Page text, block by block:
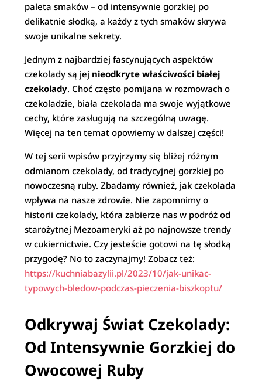
paleta smaków – od intensywnie gorzkiej po
delikatnie słodką, a każdy z tych smaków skrywa
swoje unikalne sekrety.
Jednym z najbardziej fascynujących aspektów
czekolady są jej nieodkryte właściwości białej
czekolady. Choć często pomijana w rozmowach o
czekoladzie, biała czekolada ma swoje wyjątkowe
cechy, które zasługują na szczególną uwagę.
Więcej na ten temat opowiemy w dalszej części!
W tej serii wpisów przyjrzymy się bliżej różnym
odmianom czekolady, od tradycyjnej gorzkiej po
nowoczesną ruby. Zbadamy również, jak czekolada
wpływa na nasze zdrowie. Nie zapomnimy o
historii czekolady, która zabierze nas w podróż od
starożytnej Mezoameryki aż po najnowsze trendy
w cukiernictwie. Czy jesteście gotowi na tę słodką
przygodę? No to zaczynajmy! Zobacz też:
https://kuchniabazylii.pl/2023/10/jak-unikac-
typowych-bledow-podczas-pieczenia-biszkoptu/
Odkrywaj Świat Czekolady:
Od Intensywnie Gorzkiej do
Owocowej Ruby